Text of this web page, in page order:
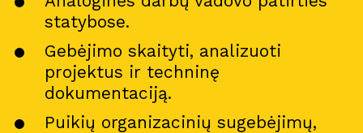
statybose.
Gebėjimo skaityti, analizuoti
projektus ir techninę
dokumentaciją.
Puikių organizacinių sugebėjimų,